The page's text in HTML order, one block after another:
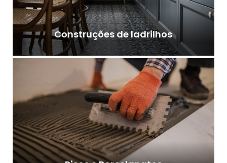
Construções de ladrilhos